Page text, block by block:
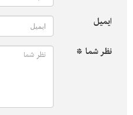
ایمیل
نظر شما *